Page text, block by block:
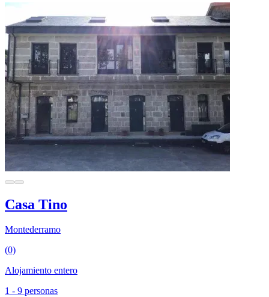
Casa Tino
Montederramo
(0)
Alojamiento entero
1 - 9 personas